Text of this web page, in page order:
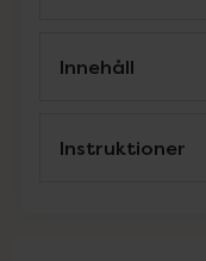
Innehåll
Instruktioner